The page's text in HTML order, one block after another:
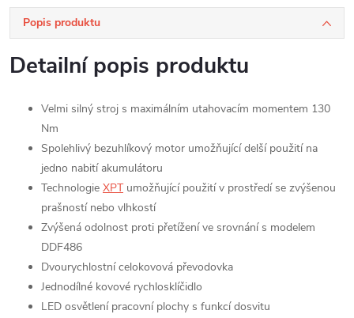
Popis produktu
Detailní popis produktu
Velmi silný stroj s maximálním utahovacím momentem 130
Nm
Spolehlivý bezuhlíkový motor umožňující delší použití na
jedno nabití akumulátoru
Technologie XPTumožňující použití v prostředí se zvýšenou
prašností nebo vlhkostí
Zvýšená odolnost proti přetížení ve srovnání s modelem
DDF486
Dvourychlostní celokovová převodovka
Jednodílné kovové rychlosklíčidlo
LED osvětlení pracovní plochy s funkcí dosvitu